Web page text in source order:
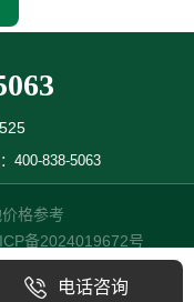
400-838-5063
格参考
备2024019672号
电话咨询